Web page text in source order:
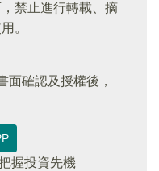
禁止進行轉載、摘
。
面確認及授權後，
握投資先機